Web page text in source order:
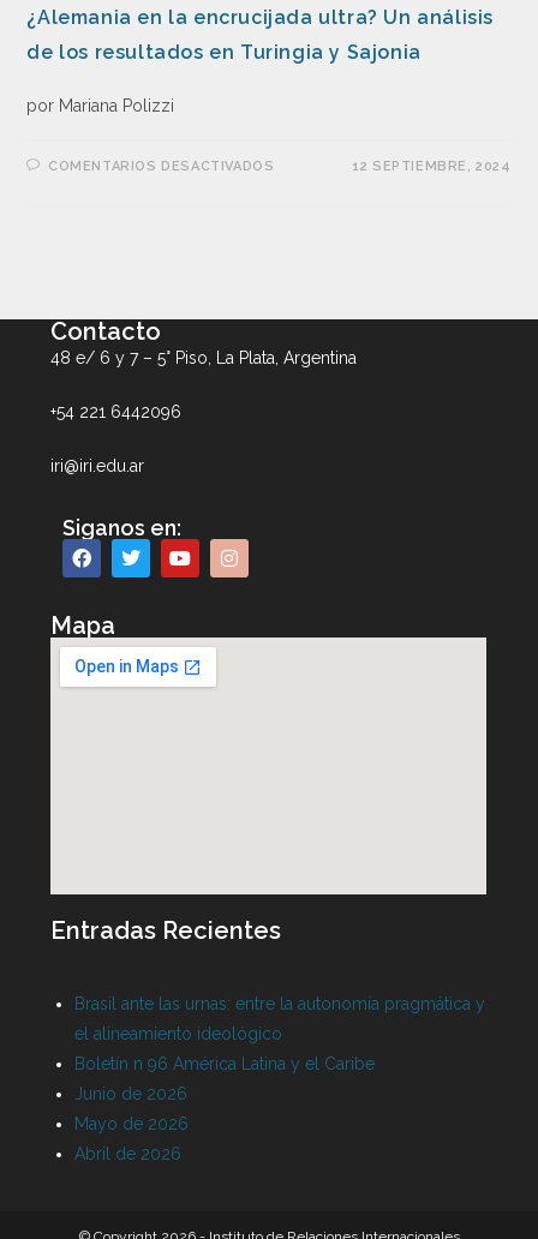
¿Alemania en la encrucijada ultra? Un análisis
de los resultados en Turingia y Sajonia
por Mariana Polizzi
COMENTARIOS DESACTIVADOS 12 SEPTIEMBRE, 2024
Contacto
48 e/ 6 y 7 – 5° Piso, La Plata, Argentina
+54 221 6442096
iri@iri.edu.ar
Siganos en:
Mapa
Entradas Recientes
Brasil ante las urnas: entre la autonomía pragmática y
el alineamiento ideológico
Boletín n 96 América Latina y el Caribe
Junio de 2026
Mayo de 2026
Abril de 2026